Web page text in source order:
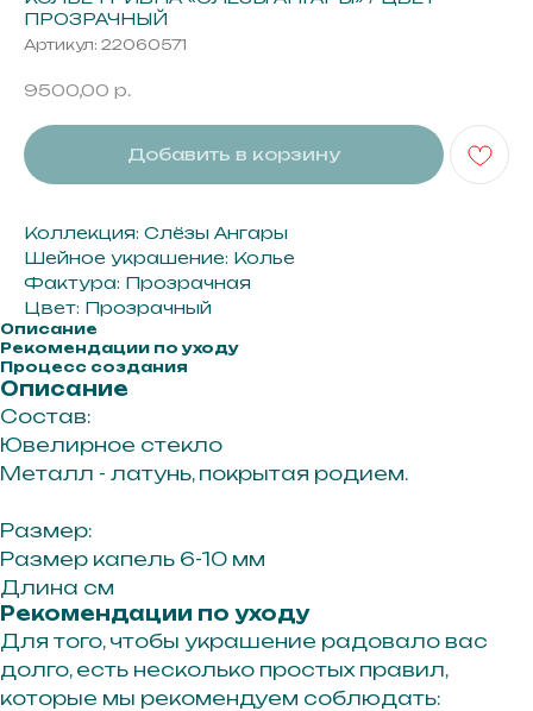
ПРОЗРАЧНЫЙ
Артикул: 22060571
9500,00 р.
Добавить в корзину
Коллекция: Слёзы Ангары
Шейное украшение: Колье
Фактура: Прозрачная
Цвет: Прозрачный
Описание
Рекомендации по уходу
Процесс создания
Описание
Состав:
Ювелирное стекло
Металл - латунь, покрытая родием.
Размер:
Размер капель 6-10 мм
Длина см
Рекомендации по уходу
Для того, чтобы украшение радовало вас
долго, есть несколько простых правил,
которые мы рекомендуем соблюдать: